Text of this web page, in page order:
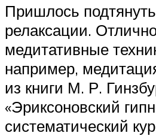
Пришлось
релаксации.
медитативные
например,
из книги М. Р.
«Эриксоновский
систематический